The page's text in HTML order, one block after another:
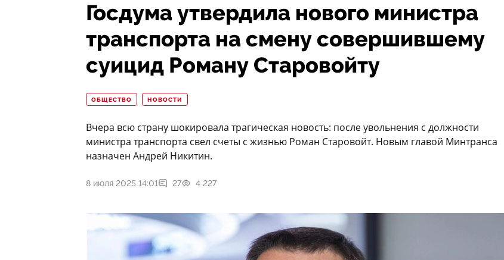
Госдума утвердила нового министра
транспорта на смену совершившему
суицид Роману Старовойту
ОБЩЕСТВО НОВОСТИ
Вчера всю страну шокировала трагическая новость: после увольнения с должности
министра транспорта свел счеты с жизнью Роман Старовойт. Новым главой Минтранса
назначен Андрей Никитин.
8 июля 2025 14:01 27 4 227